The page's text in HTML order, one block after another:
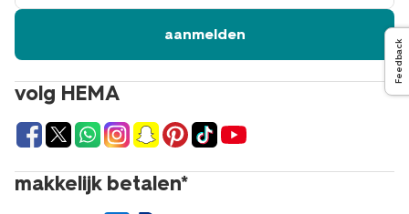
volg HEMA
makkelijk betalen*
aanmelden
Feedback